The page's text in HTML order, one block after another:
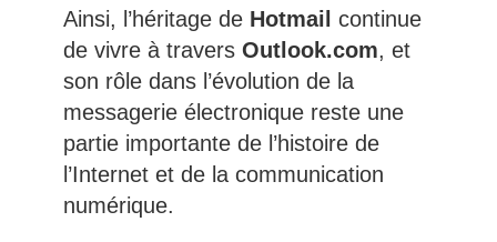
Ainsi, l’héritage de Hotmail continue
de vivre à travers Outlook.com, et
son rôle dans l’évolution de la
messagerie électronique reste une
partie importante de l’histoire de
l’Internet et de la communication
numérique.